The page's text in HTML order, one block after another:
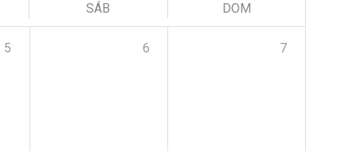
SÁB DOM
5 6 7